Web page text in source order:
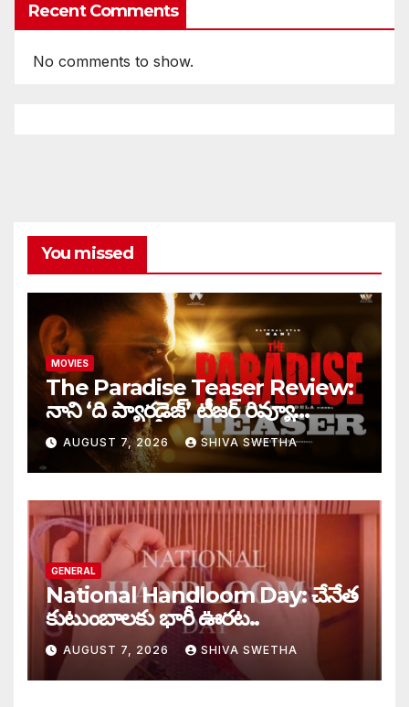
Recent Comments
No comments to show.
You missed
MOVIES
The Paradise Teaser Review:
నాని ‘ది ప్యారడైజ్’ టీజర్ రివ్యూ…
AUGUST 7, 2026 SHIVA SWETHA
GENERAL
National Handloom Day: చేనేత
కుటుంబాలకు భారీ ఊరట..
AUGUST 7, 2026 SHIVA SWETHA